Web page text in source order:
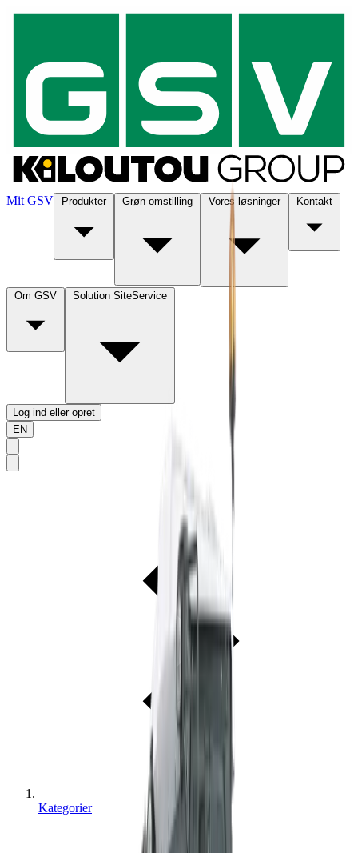
Mit GSV Produkter Grøn omstilling Vores løsninger Kontakt
Om GSV Solution SiteService
Log ind eller opret
EN
Kategorier